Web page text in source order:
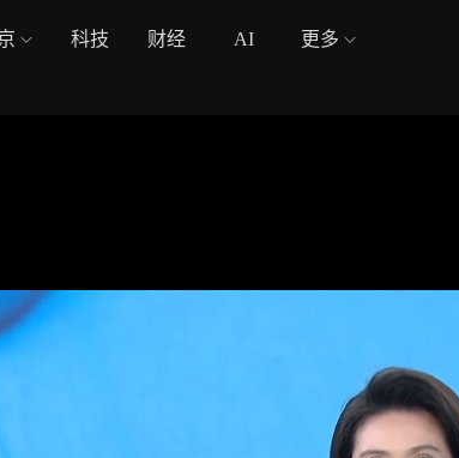
科技 财经 AI 更多